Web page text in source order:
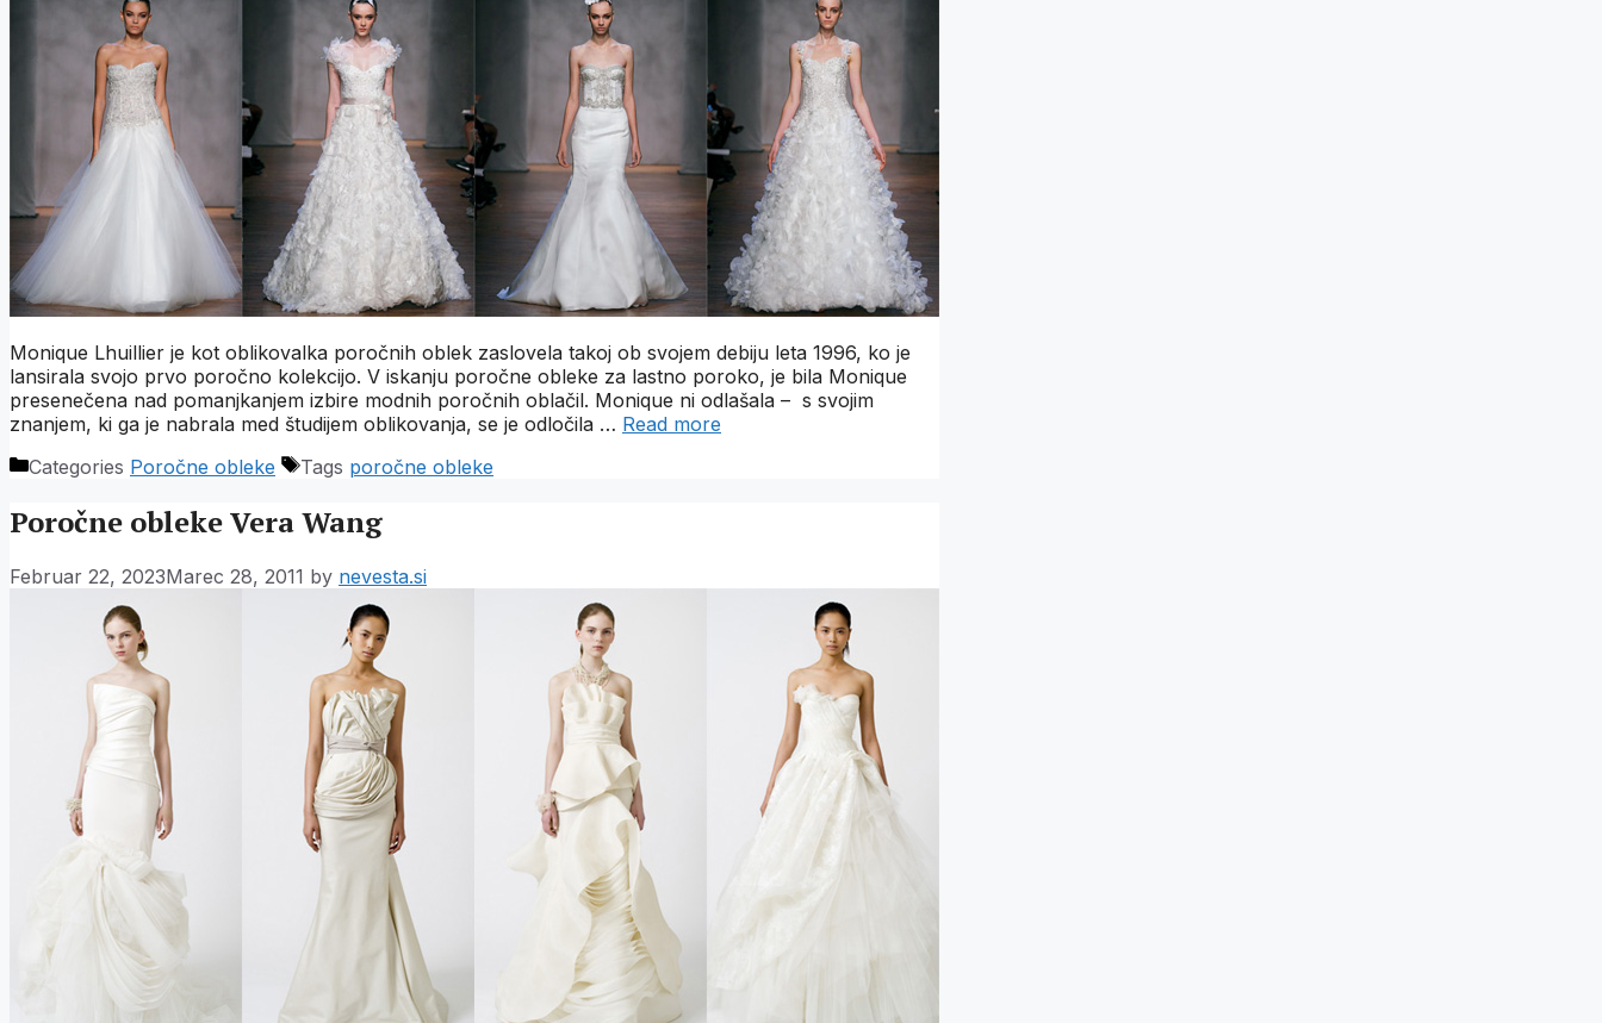
Monique Lhuillier je kot oblikovalka poročnih oblek zaslovela takoj ob svojem debiju leta 1996, ko je
lansirala svojo prvo poročno kolekcijo. V iskanju poročne obleke za lastno poroko, je bila Monique
presenečena nad pomanjkanjem izbire modnih poročnih oblačil. Monique ni odlašala – s svojim
znanjem, ki ga je nabrala med študijem oblikovanja, se je odločila … Read more
Categories Poročne obleke Tags poročne obleke
Poročne obleke Vera Wang
Februar 22, 2023Marec 28, 2011 by nevesta.si